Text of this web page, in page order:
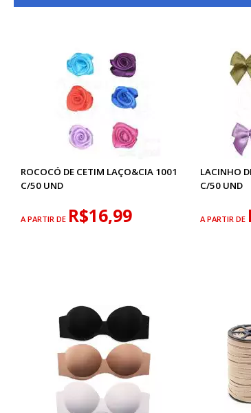
ROCOCÓ DE CETIM LAÇO&CIA 1001
C/50 UND
A PARTIR DE R$16,99
LACINHO
C/50 UND
A PARTIR DE